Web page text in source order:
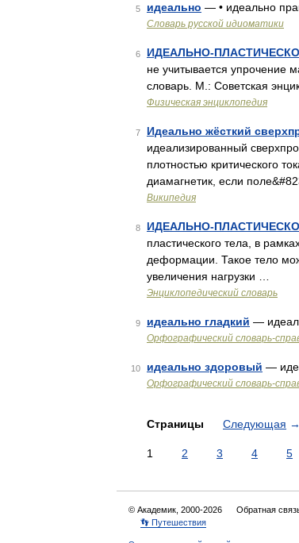
5 идеально — • идеально
Словарь русской идиоматики
6 ИДЕАЛЬНО-
не учитывается упрочение
словарь. М.: Советская
Физическая энциклопедия
7 Идеально жёсткий
идеализированный
плотностью критического
диамагнетик, если
Википедия
8 ИДЕАЛЬНО-
пластического тела, в
деформации. Такое тело
увеличения нагрузки …
Энциклопедический словарь
9 идеально гладкий —
Орфографический словарь-
10 идеально здоровый —
Орфографический словарь-
Страницы Следующая →
1 2 3 4 5
© Академик, 2000-2026 Обратная
👣 Путешествия